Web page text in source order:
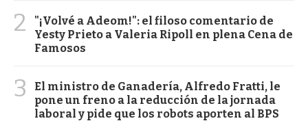
2
"¡Volvé a Adeom!": el filoso comentario de
Yesty Prieto a Valeria Ripoll en plena Cena de
Famosos
3
El ministro de Ganadería, Alfredo Fratti, le
pone un freno a la reducción de la jornada
laboral y pide que los robots aporten al BPS